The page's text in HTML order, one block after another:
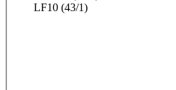
LF10 (43/1)